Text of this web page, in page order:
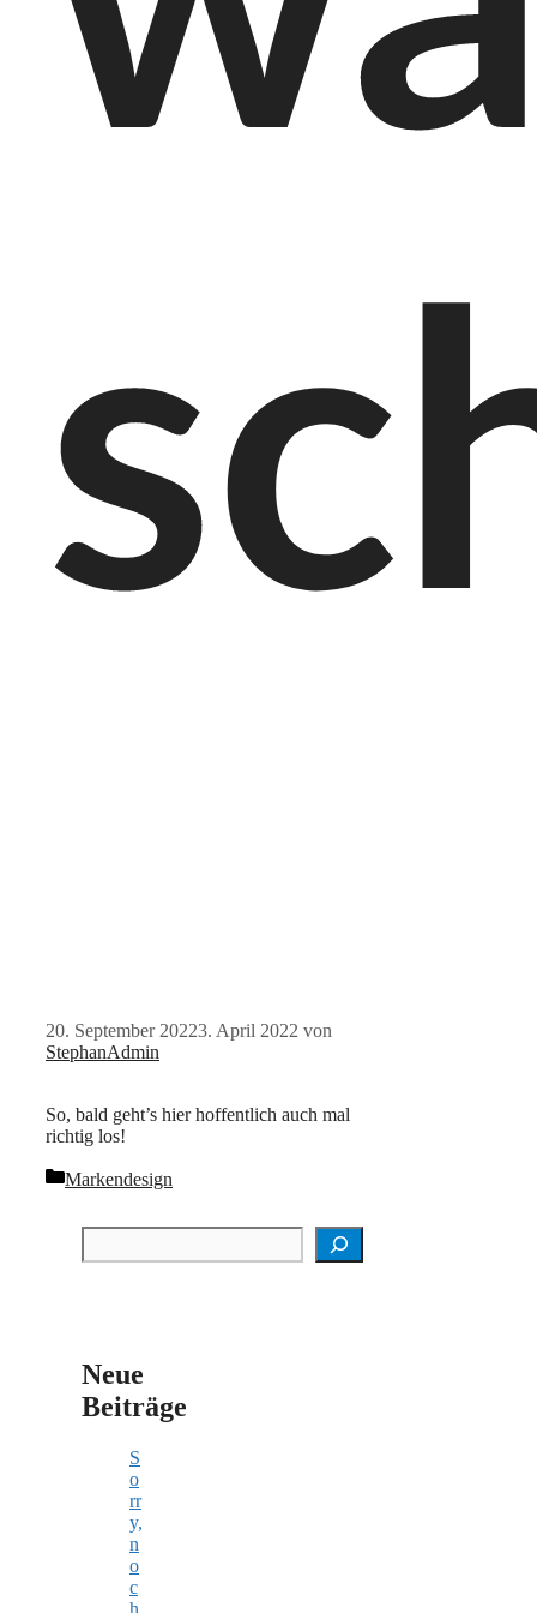
20. September 20223. April 2022 von
StephanAdmin
So, bald geht’s hier hoffentlich auch mal
richtig los!
Kategorien
Markendesign
Suchen
Neue
Beiträge
S
o
rr
y,
n
o
c
h